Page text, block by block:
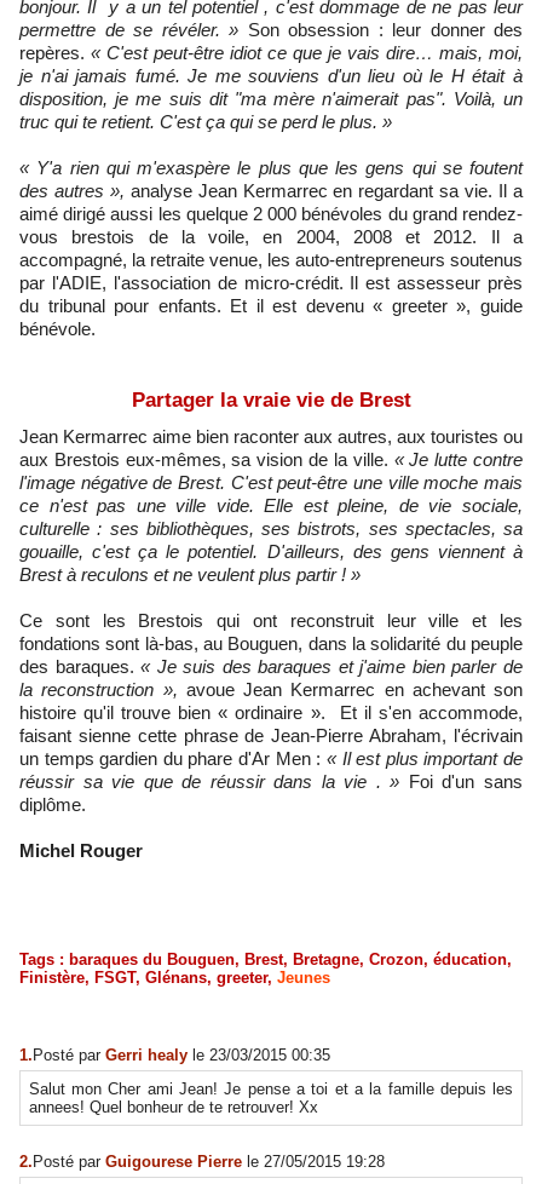
bonjour. Il y a un tel potentiel , c'est dommage de ne pas leur
permettre de se révéler. » Son obsession : leur donner des
repères. « C'est peut-être idiot ce que je vais dire… mais, moi,
je n'ai jamais fumé. Je me souviens d'un lieu où le H était à
disposition, je me suis dit "ma mère n'aimerait pas". Voilà, un
truc qui te retient. C'est ça qui se perd le plus. »
« Y'a rien qui m'exaspère le plus que les gens qui se foutent
des autres », analyse Jean Kermarrec en regardant sa vie. Il a
aimé dirigé aussi les quelque 2 000 bénévoles du grand rendez-
vous brestois de la voile, en 2004, 2008 et 2012. Il a
accompagné, la retraite venue, les auto-entrepreneurs soutenus
par l'ADIE, l'association de micro-crédit. Il est assesseur près
du tribunal pour enfants. Et il est devenu « greeter », guide
bénévole.
Partager la vraie vie de Brest
Jean Kermarrec aime bien raconter aux autres, aux touristes ou
aux Brestois eux-mêmes, sa vision de la ville. « Je lutte contre
l'image négative de Brest. C'est peut-être une ville moche mais
ce n'est pas une ville vide. Elle est pleine, de vie sociale,
culturelle : ses bibliothèques, ses bistrots, ses spectacles, sa
gouaille, c'est ça le potentiel. D'ailleurs, des gens viennent à
Brest à reculons et ne veulent plus partir ! »
Ce sont les Brestois qui ont reconstruit leur ville et les
fondations sont là-bas, au Bouguen, dans la solidarité du peuple
des baraques.« Je suis des baraques et j'aime bien parler de
la reconstruction », avoue Jean Kermarrec en achevant son
histoire qu'il trouve bien « ordinaire ». Et il s'en accommode,
faisant sienne cette phrase de Jean-Pierre Abraham, l'écrivain
un temps gardien du phare d'Ar Men : « Il est plus important de
réussir sa vie que de réussir dans la vie . » Foi d'un sans
diplôme.
Michel Rouger
Tags : baraques du Bouguen, Brest, Bretagne, Crozon, éducation,
Finistère, FSGT, Glénans, greeter, Jeunes
1. Posté par Gerri healy le 23/03/2015 00:35
Salut mon Cher ami Jean! Je pense a toi et a la famille depuis les
annees! Quel bonheur de te retrouver! Xx
2.Posté par Guigourese Pierre le 27/05/2015 19:28